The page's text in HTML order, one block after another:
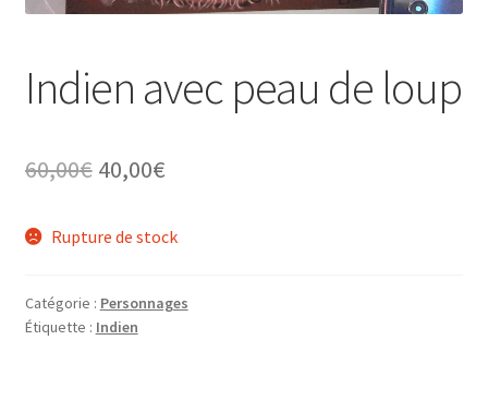
Tarifs
WPMS HTML Sitemap
Indien avec peau de loup
60,00€ Le
initial
60,00€.
40,00€Le
actuel
Rupture de stock
Catégorie : Personnages
Étiquette : Indien